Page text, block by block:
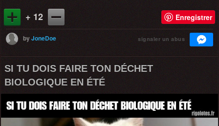
+ 12 Enregistrer
byJoneDoe signaler un abus
SI TU DOIS FAIRE TON DÉCHET
BIOLOGIQUE EN ÉTÉ